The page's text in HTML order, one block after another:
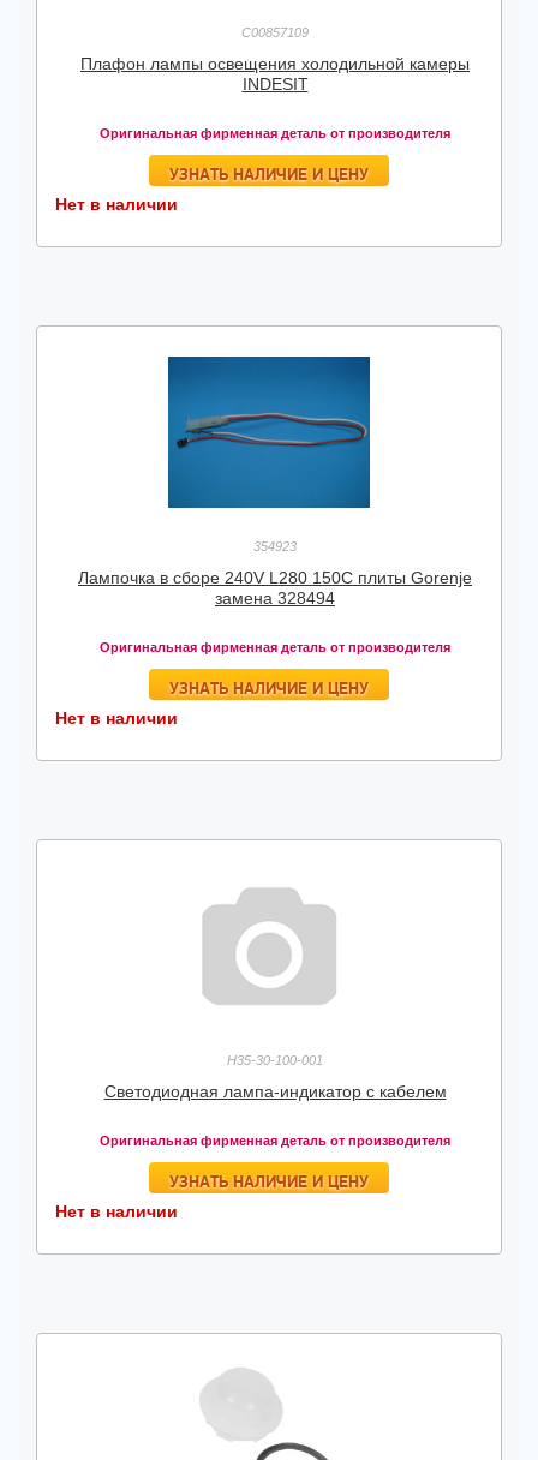
C00857109
Плафон лампы освещения холодильной камеры
INDESIT
Оригинальная фирменная деталь от производителя
УЗНАТЬ НАЛИЧИЕ И ЦЕНУ
Нет в наличии
354923
Лампочка в сборе 240V L280 150C плиты Gorenje
замена 328494
Оригинальная фирменная деталь от производителя
УЗНАТЬ НАЛИЧИЕ И ЦЕНУ
Нет в наличии
H35-30-100-001
Светодиодная лампа-индикатор с кабелем
Оригинальная фирменная деталь от производителя
УЗНАТЬ НАЛИЧИЕ И ЦЕНУ
Нет в наличии